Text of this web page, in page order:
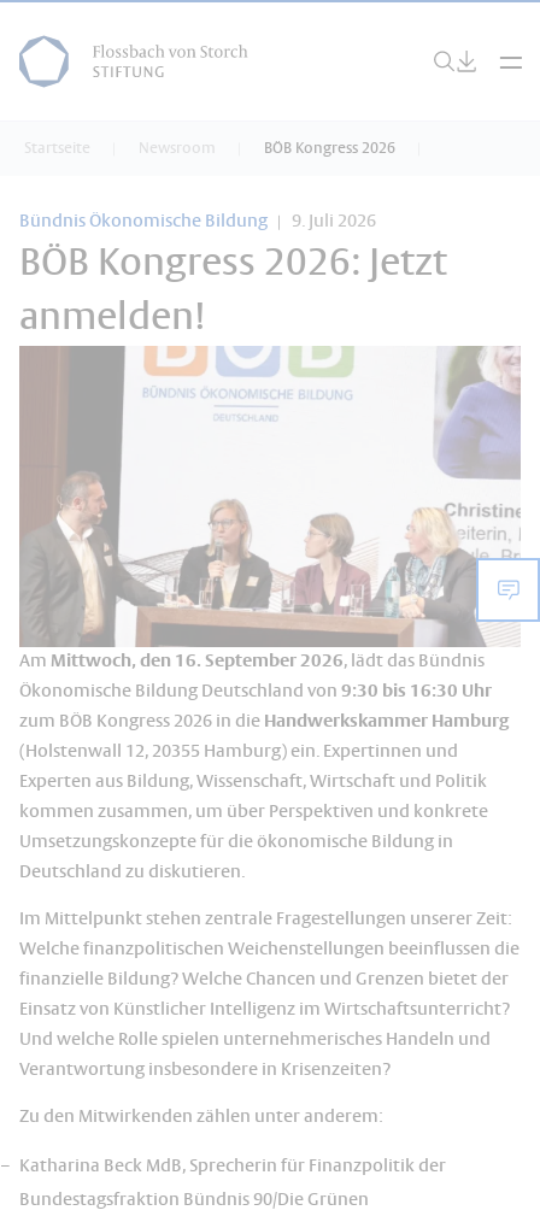
Startseite Newsroom BÖB Kongress 2026
Bündnis Ökonomische Bildung 9. Juli 2026
BÖB Kongress 2026: Jetzt
anmelden!
Am Mittwoch, den 16. September 2026, lädt das Bündnis
Ökonomische Bildung Deutschland von 9:30 bis 16:30 Uhr
zum BÖB Kongress 2026 in die Handwerkskammer Hamburg
(Holstenwall 12, 20355 Hamburg) ein. Expertinnen und
Experten aus Bildung, Wissenschaft, Wirtschaft und Politik
kommen zusammen, um über Perspektiven und konkrete
Umsetzungskonzepte für die ökonomische Bildung in
Deutschland zu diskutieren.
Im Mittelpunkt stehen zentrale Fragestellungen unserer Zeit:
Welche finanzpolitischen Weichenstellungen beeinflussen die
finanzielle Bildung? Welche Chancen und Grenzen bietet der
Einsatz von Künstlicher Intelligenz im Wirtschaftsunterricht?
Und welche Rolle spielen unternehmerisches Handeln und
Verantwortung insbesondere in Krisenzeiten?
Zu den Mitwirkenden zählen unter anderem:
Katharina Beck MdB, Sprecherin für Finanzpolitik der
Bundestagsfraktion Bündnis 90/Die Grünen